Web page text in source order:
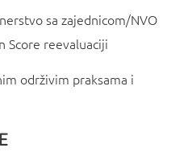
sa zajednicom/NVO
Score reevaluaciji
održivim praksama i